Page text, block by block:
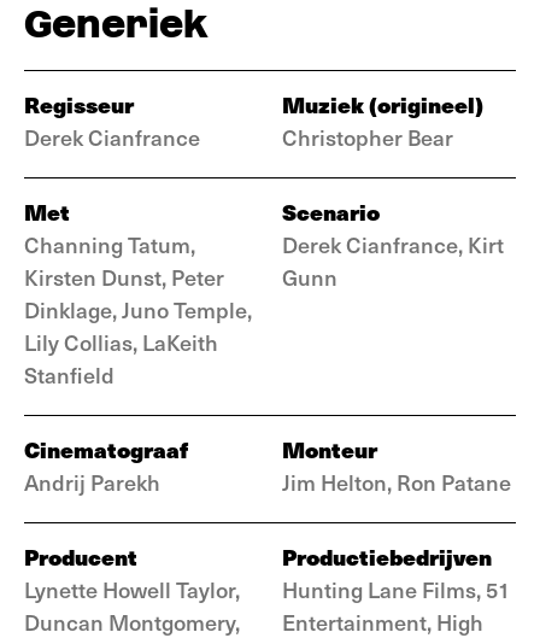
Generiek
Regisseur
Derek Cianfrance
Muziek (origineel)
Christopher Bear
Met
Channing Tatum,
Kirsten Dunst, Peter
Dinklage, Juno Temple,
Lily Collias, LaKeith
Stanfield
Scenario
Derek Cianfrance, Kirt
Gunn
Cinematograaf
Andrij Parekh
Monteur
Jim Helton, Ron Patane
Producent
Lynette Howell Taylor,
Duncan Montgomery,
Productiebedrijven
Hunting Lane Films, 51
Entertainment, High